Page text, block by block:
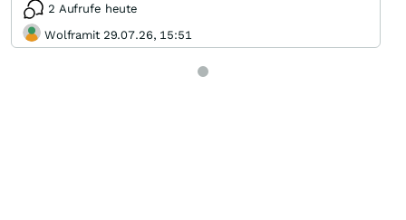
2 Aufrufe heute
Wolframit 29.07.26, 15:51